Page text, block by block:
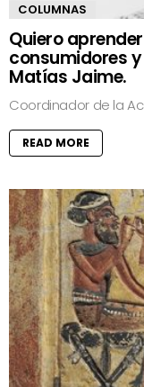
COLUMNAS
Quiero
consumidores y
Matías Jaime.
Coordinador de la
READ MORE